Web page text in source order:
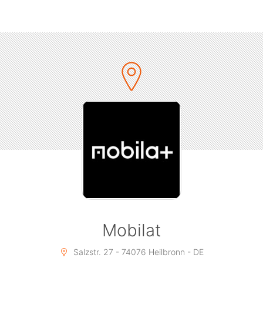
damals und komm rum um mit den 90s Chicks die
Tanzfläche brennen zu lassen!
Egal ob Trashpop, Eurodance, Pop, Hip Hop, R&B,
House, Techno, Rock oder Reggae ... hier geben sich
die Künstler der Millenium Sounds die Klinke bzw. das
Mikro in die Hand mit ihrem unverwechselbaren Sound
aus den musikalisch kreativsten Jahrzehnten ever!
90s Chicks noch nicht in Aktion erlebt hat sollte sich
das nicht entgehen lassen!
Mobilat
Salzstr. 27 - 74076 Heilbronn - DE